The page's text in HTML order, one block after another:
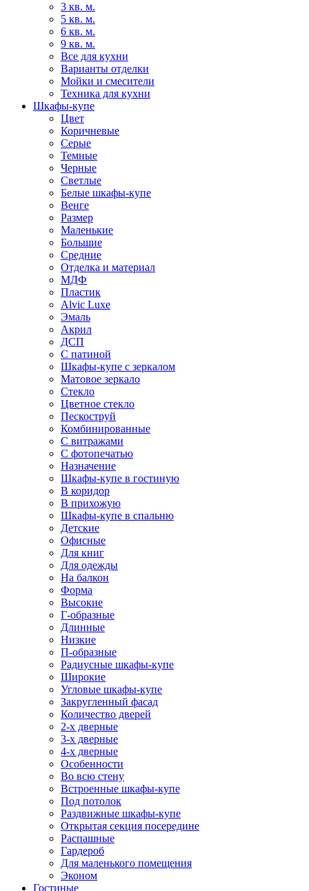
3 кв. м.
5 кв. м.
6 кв. м.
9 кв. м.
Все для кухни
Варианты отделки
Мойки и смесители
Техника для кухни
Шкафы-купе
Цвет
Коричневые
Серые
Темные
Черные
Светлые
Белые шкафы-купе
Венге
Размер
Маленькие
Большие
Средние
Отделка и материал
МДФ
Пластик
Alvic Luxe
Эмаль
Акрил
ДСП
С патиной
Шкафы-купе с зеркалом
Матовое зеркало
Стекло
Цветное стекло
Пескоструй
Комбинированные
С витражами
С фотопечатью
Назначение
Шкафы-купе в гостиную
В коридор
В прихожую
Шкафы-купе в спальню
Детские
Офисные
Для книг
Для одежды
На балкон
Форма
Высокие
Г-образные
Длинные
Низкие
П-образные
Радиусные шкафы-купе
Широкие
Угловые шкафы-купе
Закругленный фасад
Количество дверей
2-х дверные
3-х дверные
4-х дверные
Особенности
Во всю стену
Встроенные шкафы-купе
Под потолок
Раздвижные шкафы-купе
Открытая секция посередине
Распашные
Гардероб
Для маленького помещения
Эконом
Гостиные